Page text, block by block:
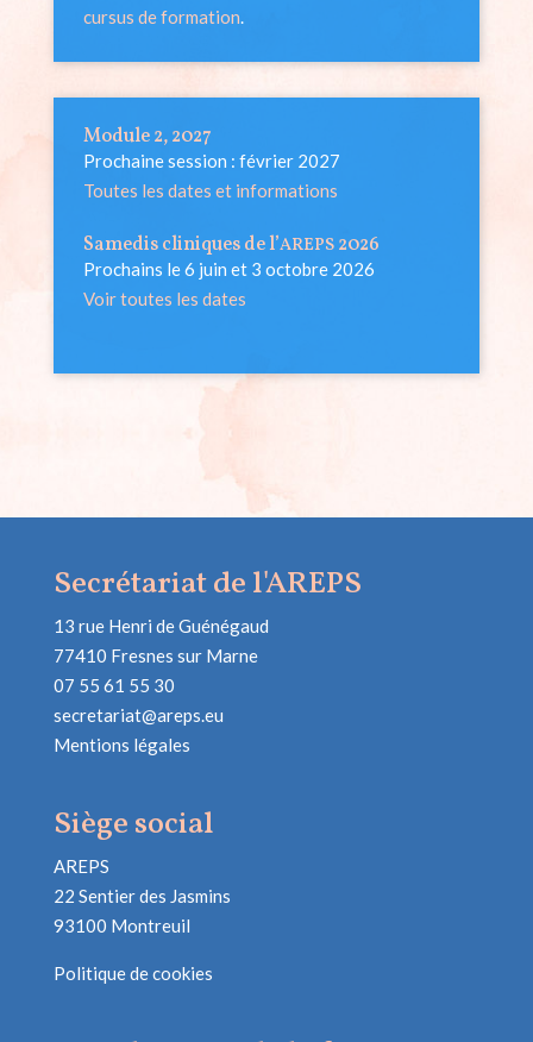
cursus de formation.
Module 2, 2027
Prochaine session : février 2027
Toutes les dates et informations
Samedis cliniques de l’AREPS2026
Prochains le 6 juin et 3 octobre 2026
Voir toutes les dates
Secrétariat de l'AREPS
13 rue Henri de Guénégaud
77410 Fresnes sur Marne
07 55 61 55 30
secretariat@areps.eu
Mentions légales
Siège social
AREPS
22 Sentier des Jasmins
93100 Montreuil
Politique de cookies